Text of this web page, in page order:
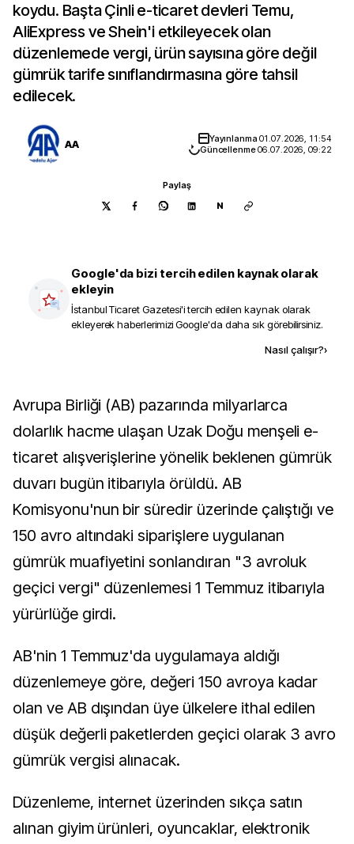
koydu. Başta Çinli e-ticaret devleri Temu,
AliExpress ve Shein'i etkileyecek olan
düzenlemede vergi, ürün sayısına göre değil
gümrük tarife sınıflandırmasına göre tahsil
edilecek.
AA Yayınlanma01.07.2026, 11:54
Güncellenme06.07.2026, 09:22
Paylaş
N
Google'da bizi tercih edilen kaynak olarak
ekleyin
İstanbul Ticaret Gazetesi'i tercih edilen kaynak olarak
ekleyerek haberlerimizi Google'da daha sık görebilirsiniz.
Nasıl çalışır?›
Avrupa Birliği (AB) pazarında milyarlarca
dolarlık hacme ulaşan Uzak Doğu menşeli e-
ticaret alışverişlerine yönelik beklenen gümrük
duvarı bugün itibarıyla örüldü. AB
Komisyonu'nun bir süredir üzerinde çalıştığı ve
150 avro altındaki siparişlere uygulanan
gümrük muafiyetini sonlandıran "3 avroluk
geçici vergi" düzenlemesi 1 Temmuz itibarıyla
yürürlüğe girdi.
AB'nin 1 Temmuz'da uygulamaya aldığı
düzenlemeye göre, değeri 150 avroya kadar
olan ve AB dışından üye ülkelere ithal edilen
düşük değerli paketlerden geçici olarak 3 avro
gümrük vergisi alınacak.
Düzenleme, internet üzerinden sıkça satın
alınan giyim ürünleri, oyuncaklar, elektronik